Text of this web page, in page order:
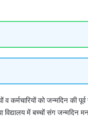
कर्मचारियों को जन्मदिन की
में बच्चों संग जन्मदिन